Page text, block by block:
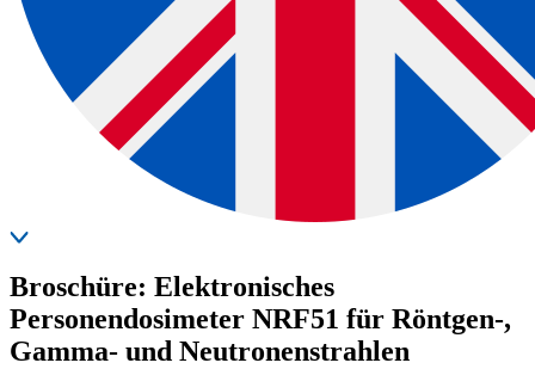
Broschüre: Elektronisches
Personendosimeter NRF51 für Röntgen-,
Gamma- und Neutronenstrahlen